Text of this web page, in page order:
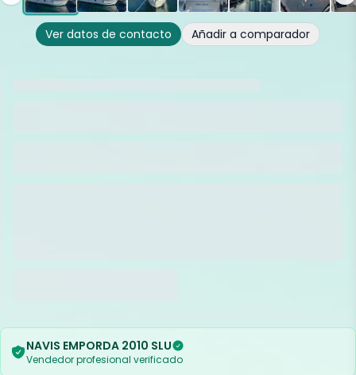
Ver datos de contacto Añadir a comparador
NAVIS EMPORDA 2010 SLU
Vendedor profesional verificado